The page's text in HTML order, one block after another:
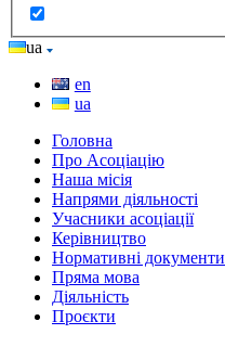
ua
en
ua
Головна
Про Асоціацію
Наша місія
Напрями діяльності
Учасники асоціації
Керівництво
Нормативні документи
Пряма мова
Діяльність
Проєкти